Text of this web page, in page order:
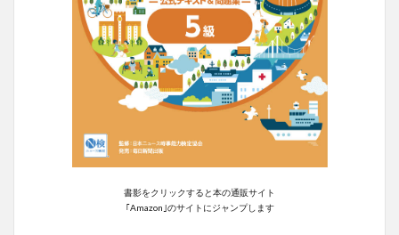
書影をクリックすると本の通販サイト
｢Amazon｣のサイトにジャンプします